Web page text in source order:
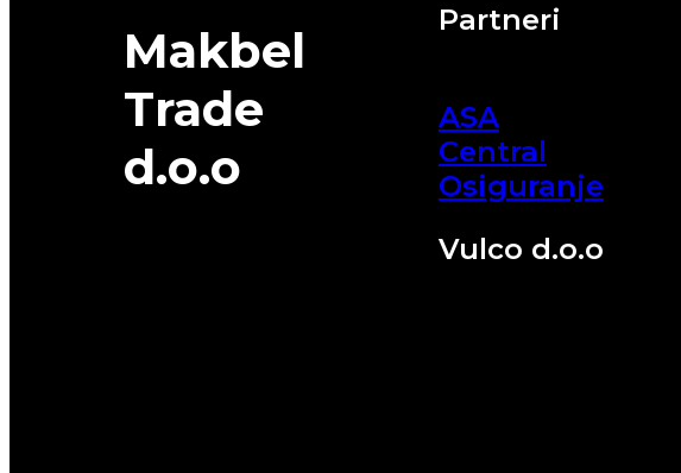
Makbel
Trade
d.o.o
Partneri
ASA
Central
Osiguranje
Vulco d.o.o